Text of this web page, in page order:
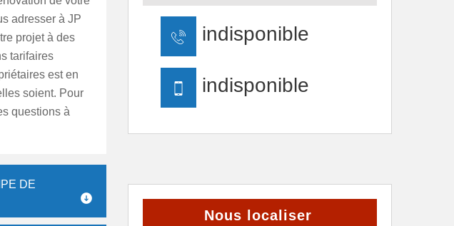
adresser à JP
projet à des
tarifaires
est en
soient. Pour
questions à
DE
indisponible
indisponible
Nous localiser